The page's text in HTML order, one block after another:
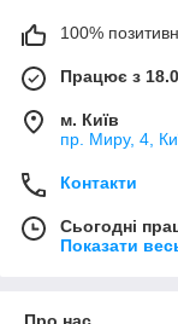
100%
Працює з
м. Київ
пр. Миру, 4,
Контакти
Сьогодні
Показати